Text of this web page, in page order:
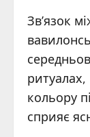
Зв’язок
кольору
сприяє